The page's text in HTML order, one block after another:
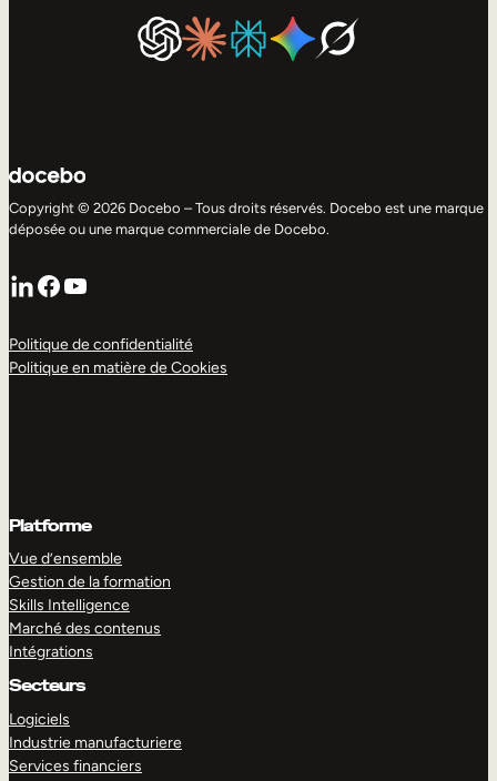
Copyright © 2026 Docebo – Tous droits réservés. Docebo est une marque
déposée ou une marque commerciale de Docebo.
LinkedIn
Facebook
YouTube
Politique de confidentialité
Politique en matière de Cookies
Platforme
Vue d’ensemble
Gestion de la formation
Skills Intelligence
Marché des contenus
Intégrations
Secteurs
Logiciels
Industrie manufacturiere
Services financiers